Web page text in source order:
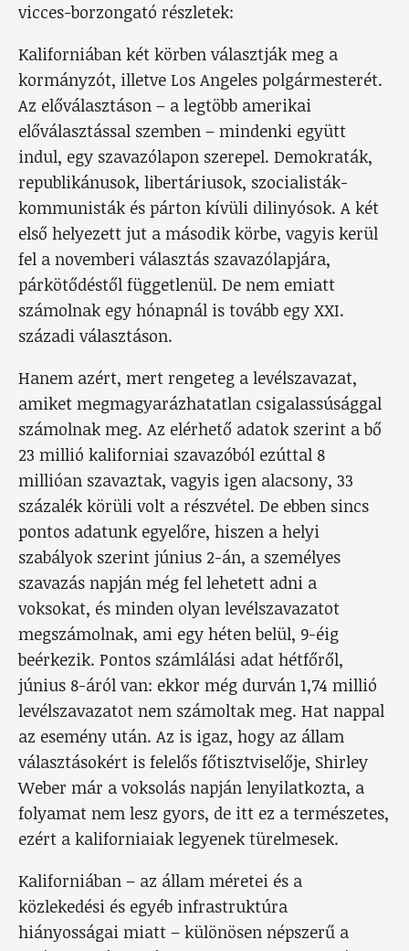
vicces-borzongató részletek:
Kaliforniában két körben választják meg a
kormányzót, illetve Los Angeles polgármesterét.
Az előválasztáson – a legtöbb amerikai
előválasztással szemben – mindenki együtt
indul, egy szavazólapon szerepel. Demokraták,
republikánusok, libertáriusok, szocialisták-
kommunisták és párton kívüli dilinyósok. A két
első helyezett jut a második körbe, vagyis kerül
fel a novemberi választás szavazólapjára,
párkötődéstől függetlenül. De nem emiatt
számolnak egy hónapnál is tovább egy XXI.
századi választáson.
Hanem azért, mert rengeteg a levélszavazat,
amiket megmagyarázhatatlan csigalassúsággal
számolnak meg. Az elérhető adatok szerint a bő
23 millió kaliforniai szavazóból ezúttal 8
millióan szavaztak, vagyis igen alacsony, 33
százalék körüli volt a részvétel. De ebben sincs
pontos adatunk egyelőre, hiszen a helyi
szabályok szerint június 2-án, a személyes
szavazás napján még fel lehetett adni a
voksokat, és minden olyan levélszavazatot
megszámolnak, ami egy héten belül, 9-éig
beérkezik. Pontos számlálási adat hétfőről,
június 8-áról van: ekkor még durván 1,74 millió
levélszavazatot nem számoltak meg. Hat nappal
az esemény után. Az is igaz, hogy az állam
választásokért is felelős főtisztviselője, Shirley
Weber már a voksolás napján lenyilatkozta, a
folyamat nem lesz gyors, de itt ez a természetes,
ezért a kaliforniaiak legyenek türelmesek.
Kaliforniában – az állam méretei és a
közlekedési és egyéb infrastruktúra
hiányosságai miatt – különösen népszerű a